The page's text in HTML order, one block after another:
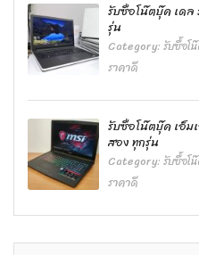
รับซื้อโน๊ตบุ๊ค เดล
รุ่น
Category:รับซื้อโ
ราคาดี
รับซื้อโน๊ตบุ๊ค เอ็ม
สอง ทุกรุ่น
Category:รับซื้อโ
ราคาดี